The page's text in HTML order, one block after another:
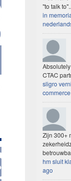
"to talk
in
CTAC
sligro
commerce
Zijn 300+
hm sluit
ago